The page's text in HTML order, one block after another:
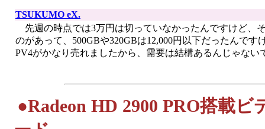
TSUKUMO eX.
先週の時点では3万円は切っていなかったんですけど、
のがあって、500GBや320GBは12,000円以下だったんで
PV4がかなり売れましたから、需要は結構あるんじゃない
●Radeon HD 2900 PRO搭載ビ